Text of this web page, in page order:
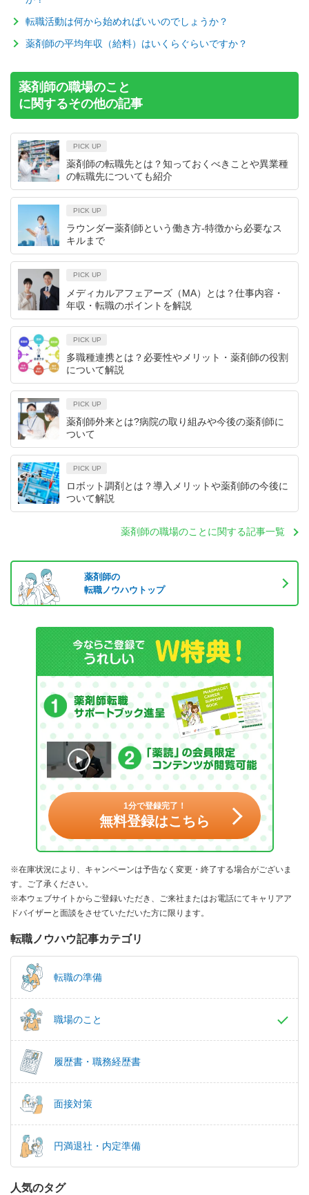
転職活動は何から始めればいいのでしょうか？
薬剤師の平均年収（給料）はいくらぐらいですか？
薬剤師の職場のこと
に関するその他の記事
PICK UP
薬剤師の転職先とは？知っておくべきことや異業種
の転職先についても紹介
PICK UP
ラウンダー薬剤師という働き方-特徴から必要なス
キルまで
PICK UP
メディカルアフェアーズ（MA）とは？仕事内容・
年収・転職のポイントを解説
PICK UP
多職種連携とは？必要性やメリット・薬剤師の役割
について解説
PICK UP
薬剤師外来とは?病院の取り組みや今後の薬剤師に
ついて
PICK UP
ロボット調剤とは？導入メリットや薬剤師の今後に
ついて解説
薬剤師の職場のことに関する記事一覧
薬剤師の
転職ノウハウトップ
1分で登録完了！
無料登録はこちら
※在庫状況により、キャンペーンは予告なく変更・終了する場合がございま
す。ご了承ください。
※本ウェブサイトからご登録いただき、ご来社またはお電話にてキャリアア
ドバイザーと面談をさせていただいた方に限ります。
転職ノウハウ記事カテゴリ
転職の準備
職場のこと
履歴書・職務経歴書
面接対策
円満退社・内定準備
人気のタグ